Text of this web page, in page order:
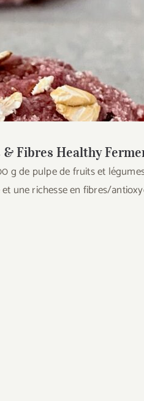
MyLevain
Fibres Healthy
g de pulpe de fruits et
une richesse en fibres/